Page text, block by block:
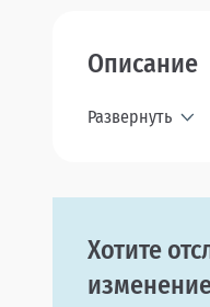
Описание
Развернуть
Хотите